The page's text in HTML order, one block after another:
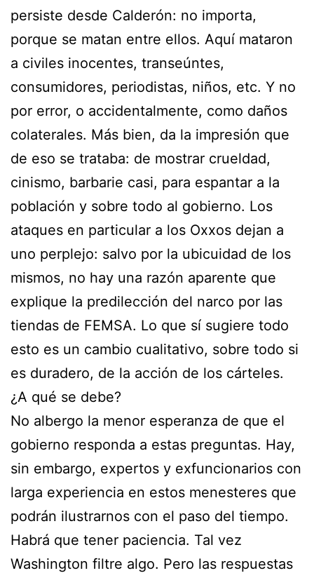
persiste desde Calderón: no importa,
porque se matan entre ellos. Aquí mataron
a civiles inocentes, transeúntes,
consumidores, periodistas, niños, etc. Y no
por error, o accidentalmente, como daños
colaterales. Más bien, da la impresión que
de eso se trataba: de mostrar crueldad,
cinismo, barbarie casi, para espantar a la
población y sobre todo al gobierno. Los
ataques en particular a los Oxxos dejan a
uno perplejo: salvo por la ubicuidad de los
mismos, no hay una razón aparente que
explique la predilección del narco por las
tiendas de FEMSA. Lo que sí sugiere todo
esto es un cambio cualitativo, sobre todo si
es duradero, de la acción de los cárteles.
¿A qué se debe?
No albergo la menor esperanza de que el
gobierno responda a estas preguntas. Hay,
sin embargo, expertos y exfuncionarios con
larga experiencia en estos menesteres que
podrán ilustrarnos con el paso del tiempo.
Habrá que tener paciencia. Tal vez
Washington filtre algo. Pero las respuestas